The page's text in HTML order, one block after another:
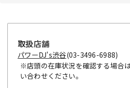
取扱店舗
パワーDJ's渋谷(03-3496-6988)
※店頭の在庫状況を確認する場合
い合わせください。